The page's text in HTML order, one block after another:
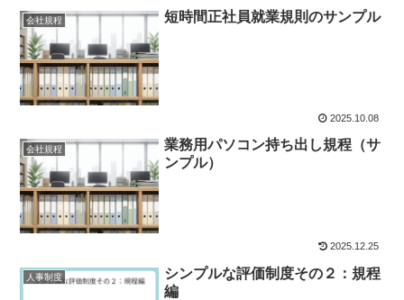
会社規程 短時間正社員就業規則のサンプル
2025.10.08
会社規程
業務用パソコン持ち出し規程（サ
ンプル）
2025.12.25
人事制度
シンプルな評価制度その２：規程
編